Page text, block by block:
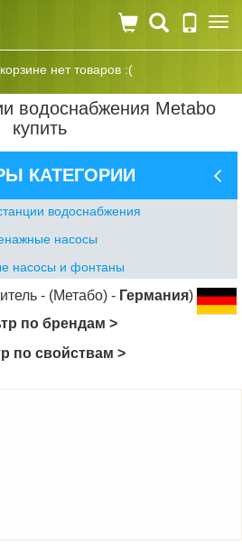
нет товаров :(
водоснабжения Metabo
купить
КАТЕГОРИИ
водоснабжения
насосы
насосы и фонтаны
- (Метабо) - Германия)
по брендам >
по свойствам >